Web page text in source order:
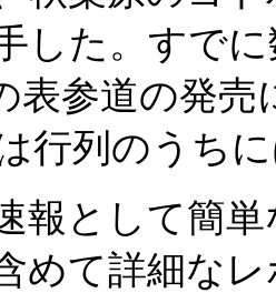
した。すで
表参道の発
行列のうち
報として簡
めて詳細な